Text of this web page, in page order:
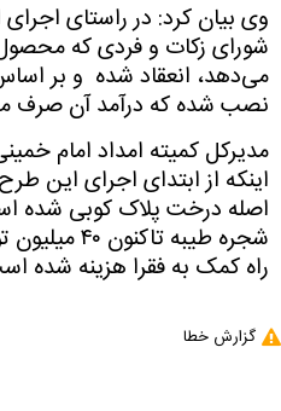
وی بیان کرد: در راستای
شورای زکات و فردی که
می‌دهد، انعقاد شده و بر
نصب شده که درآمد آن صرف
مدیرکل کمیته امداد امام
اینکه از ابتدای اجرای این
اصله درخت پلاک کوبی شده
شجره طیبه تاکنون ۴۰میلیون
راه کمک به فقرا هزینه شده
گزارش خطا